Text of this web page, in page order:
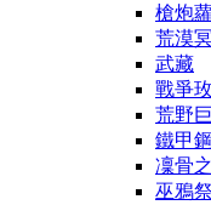
槍炮
荒漠
武藏
戰爭
荒野
鐵甲
凜骨
巫鴉